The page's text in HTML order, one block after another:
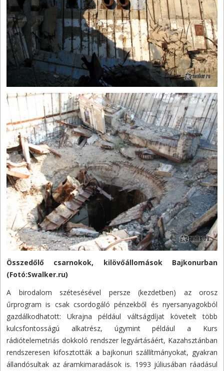
Összedőlő csarnokok, kilövőállomások Bajkonurban
(Fotó:Swalker.ru)
A birodalom szétesésével persze (kezdetben) az orosz
űrprogram is csak csordogáló pénzekből és nyersanyagokból
gazdálkodhatott: Ukrajna például váltságdíjat követelt több
kulcsfontosságú alkatrész, úgymint például a Kurs
rádiótelemetriás dokkoló rendszer legyártásáért, Kazahsztánban
rendszeresen kifosztották a bajkonuri szállítmányokat, gyakran
állandósultak az áramkimaradások is. 1993 júliusában ráadásul